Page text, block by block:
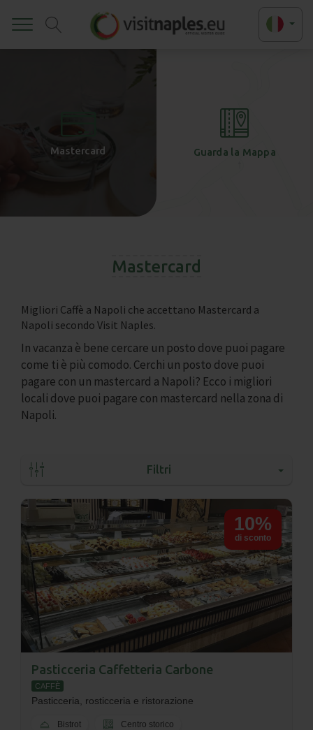
Mastercard Guarda la Mappa
Mastercard
Migliori Caffè a Napoli che accettano Mastercard a
Napoli secondo Visit Naples.
In vacanza è bene cercare un posto dove puoi pagare
come ti è più comodo. Cerchi un posto dove puoi
pagare con un mastercard a Napoli? Ecco i migliori
locali dove puoi pagare con mastercard nella zona di
Napoli.
Filtri
10%
di sconto
Pasticceria Caffetteria Carbone
CAFFÈ
Pasticceria, rosticceria e ristorazione
Bistrot Centro storico